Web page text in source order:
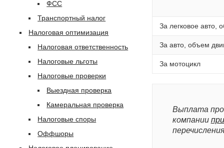
За легковое авто,
За авто, объем
За мотоцикл
Выплата
компании
ФСС
Транспортный налог
Налоговая оптимизация
Налоговая ответственность
Налоговые льготы
Налоговые проверки
Выездная проверка
Камеральная проверка
Налоговые споры
Оффшоры